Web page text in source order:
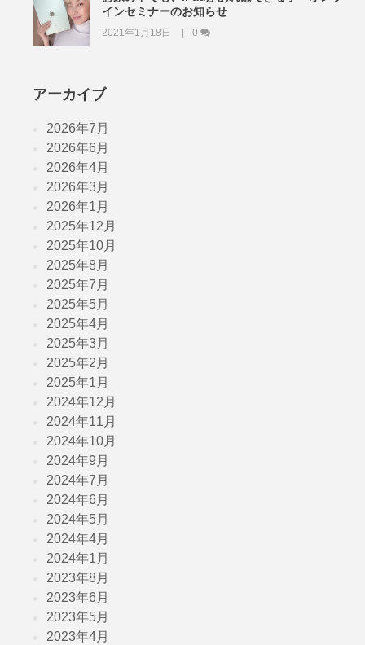
インセミナーのお知らせ
2021年1月18日 0
アーカイブ
2026年7月
2026年6月
2026年4月
2026年3月
2026年1月
2025年12月
2025年10月
2025年8月
2025年7月
2025年5月
2025年4月
2025年3月
2025年2月
2025年1月
2024年12月
2024年11月
2024年10月
2024年9月
2024年7月
2024年6月
2024年5月
2024年4月
2024年1月
2023年8月
2023年6月
2023年5月
2023年4月